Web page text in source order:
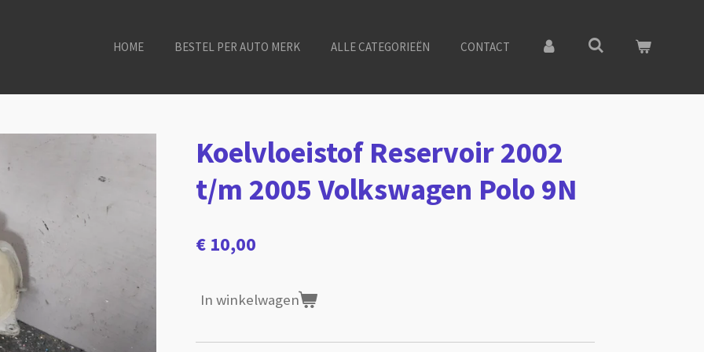
HOME BESTEL PER AUTO MERK ALLE CATEGORIEËN CONTACT
Koelvloeistof Reservoir 2002
t/m 2005 Volkswagen Polo 9N
€ 10,00
In winkelwagen